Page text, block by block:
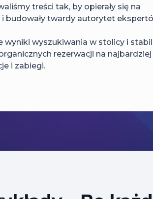
treści tak, by opierały się na
budowały twardy autorytet
wyniki wyszukiwania w stolicy i
rezerwacji na najbardziej
i zabiegi.